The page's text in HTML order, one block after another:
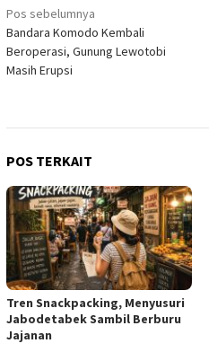
Navigasi
pos
Pos sebelumnya
Bandara Komodo Kembali
Beroperasi, Gunung Lewotobi
Masih Erupsi
POS TERKAIT
Tren Snackpacking, Menyusuri
Jabodetabek Sambil Berburu
Jajanan